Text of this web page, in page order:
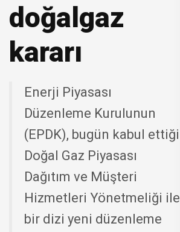
doğalgaz
kararı
Enerji Piyasası
Düzenleme Kurulunun
(EPDK), bugün kabul ettiği
Doğal Gaz Piyasası
Dağıtım ve Müşteri
Hizmetleri Yönetmeliği ile
bir dizi yeni düzenleme